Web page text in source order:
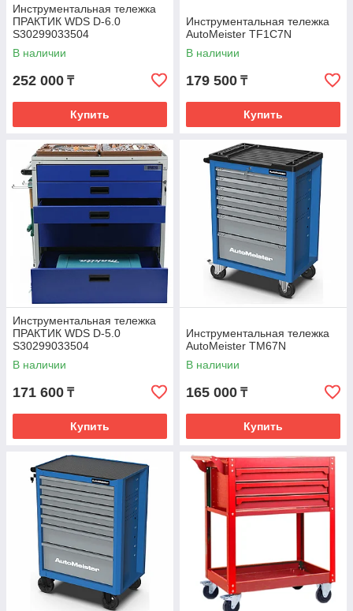
Инструментальная тележка
ПРАКТИК WDS D-6.0
S30299033504
В наличии
252 000 ₸
Купить
Инструментальная тележка
AutoMeister TF1C7N
В наличии
179 500 ₸
Купить
Инструментальная тележка
ПРАКТИК WDS D-5.0
S30299033504
В наличии
171 600 ₸
Купить
Инструментальная тележка
AutoMeister TM67N
В наличии
165 000 ₸
Купить